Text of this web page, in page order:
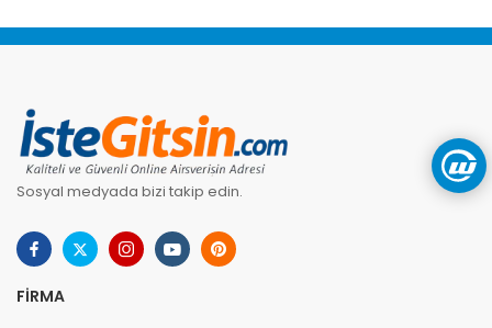
Sosyal medyada bizi takip edin.
FIRMA